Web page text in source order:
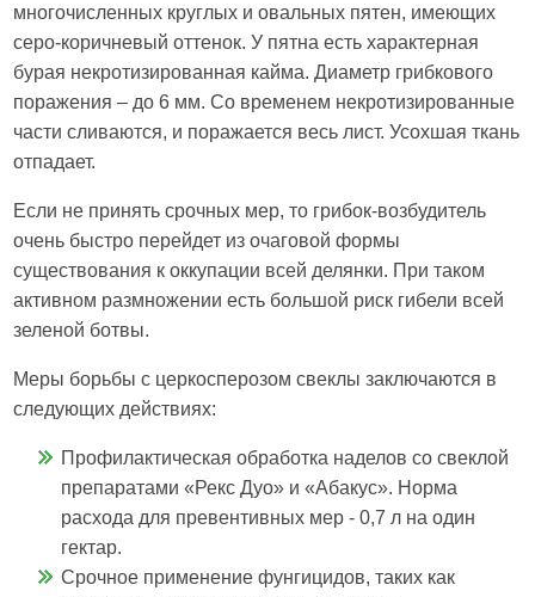
многочисленных круглых и овальных пятен, имеющих
серо-коричневый оттенок. У пятна есть характерная
бурая некротизированная кайма. Диаметр грибкового
поражения – до 6 мм. Со временем некротизированные
части сливаются, и поражается весь лист. Усохшая ткань
отпадает.
Если не принять срочных мер, то грибок-возбудитель
очень быстро перейдет из очаговой формы
существования к оккупации всей делянки. При таком
активном размножении есть большой риск гибели всей
зеленой ботвы.
Меры борьбы с церкосперозом свеклы заключаются в
следующих действиях:
Профилактическая обработка наделов со свеклой
препаратами «Рекс Дуо» и «Абакус». Норма
расхода для превентивных мер - 0,7 л на один
гектар.
Срочное применение фунгицидов, таких как